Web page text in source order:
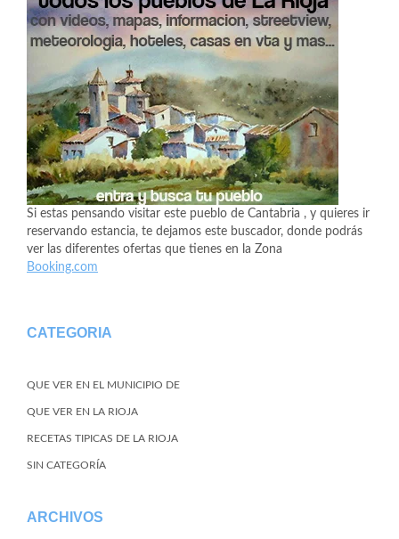
Si estas pensando visitar este pueblo de Cantabria , y quieres ir
reservando estancia, te dejamos este buscador, donde podrás
ver las diferentes ofertas que tienes en la Zona
Booking.com
CATEGORIA
QUE VER EN EL MUNICIPIO DE
QUE VER EN LA RIOJA
RECETAS TIPICAS DE LA RIOJA
SIN CATEGORÍA
ARCHIVOS